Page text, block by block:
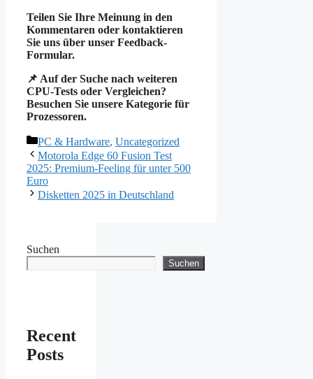
Teilen Sie Ihre Meinung in den
Kommentaren oder kontaktieren
Sie uns über unser Feedback-
Formular.
📌 Auf der Suche nach weiteren
CPU-Tests oder Vergleichen?
Besuchen Sie unsere Kategorie für
Prozessoren.
Kategorien
PC & Hardware, Uncategorized
Motorola Edge 60 Fusion Test
2025: Premium-Feeling für unter 500
Euro
Disketten 2025 in Deutschland
Suchen
Suchen
Recent
Posts